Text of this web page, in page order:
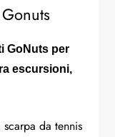
GoNuts per
escursioni,
da tennis